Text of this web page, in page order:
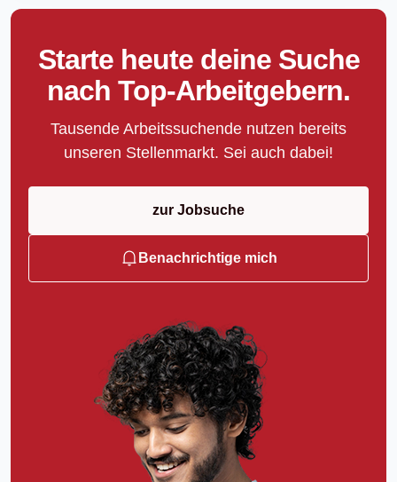
Starte heute deine Suche
nach Top-Arbeitgebern.
Tausende Arbeitssuchende nutzen bereits
unseren Stellenmarkt. Sei auch dabei!
zur Jobsuche
Benachrichtige mich